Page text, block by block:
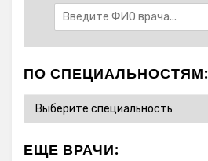
ПО СПЕЦИАЛЬНОСТЯМ:
ЕЩЕ ВРАЧИ: